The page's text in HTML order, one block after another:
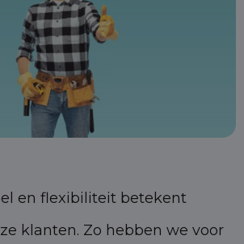
en flexibiliteit betekent
klanten. Zo hebben we voor